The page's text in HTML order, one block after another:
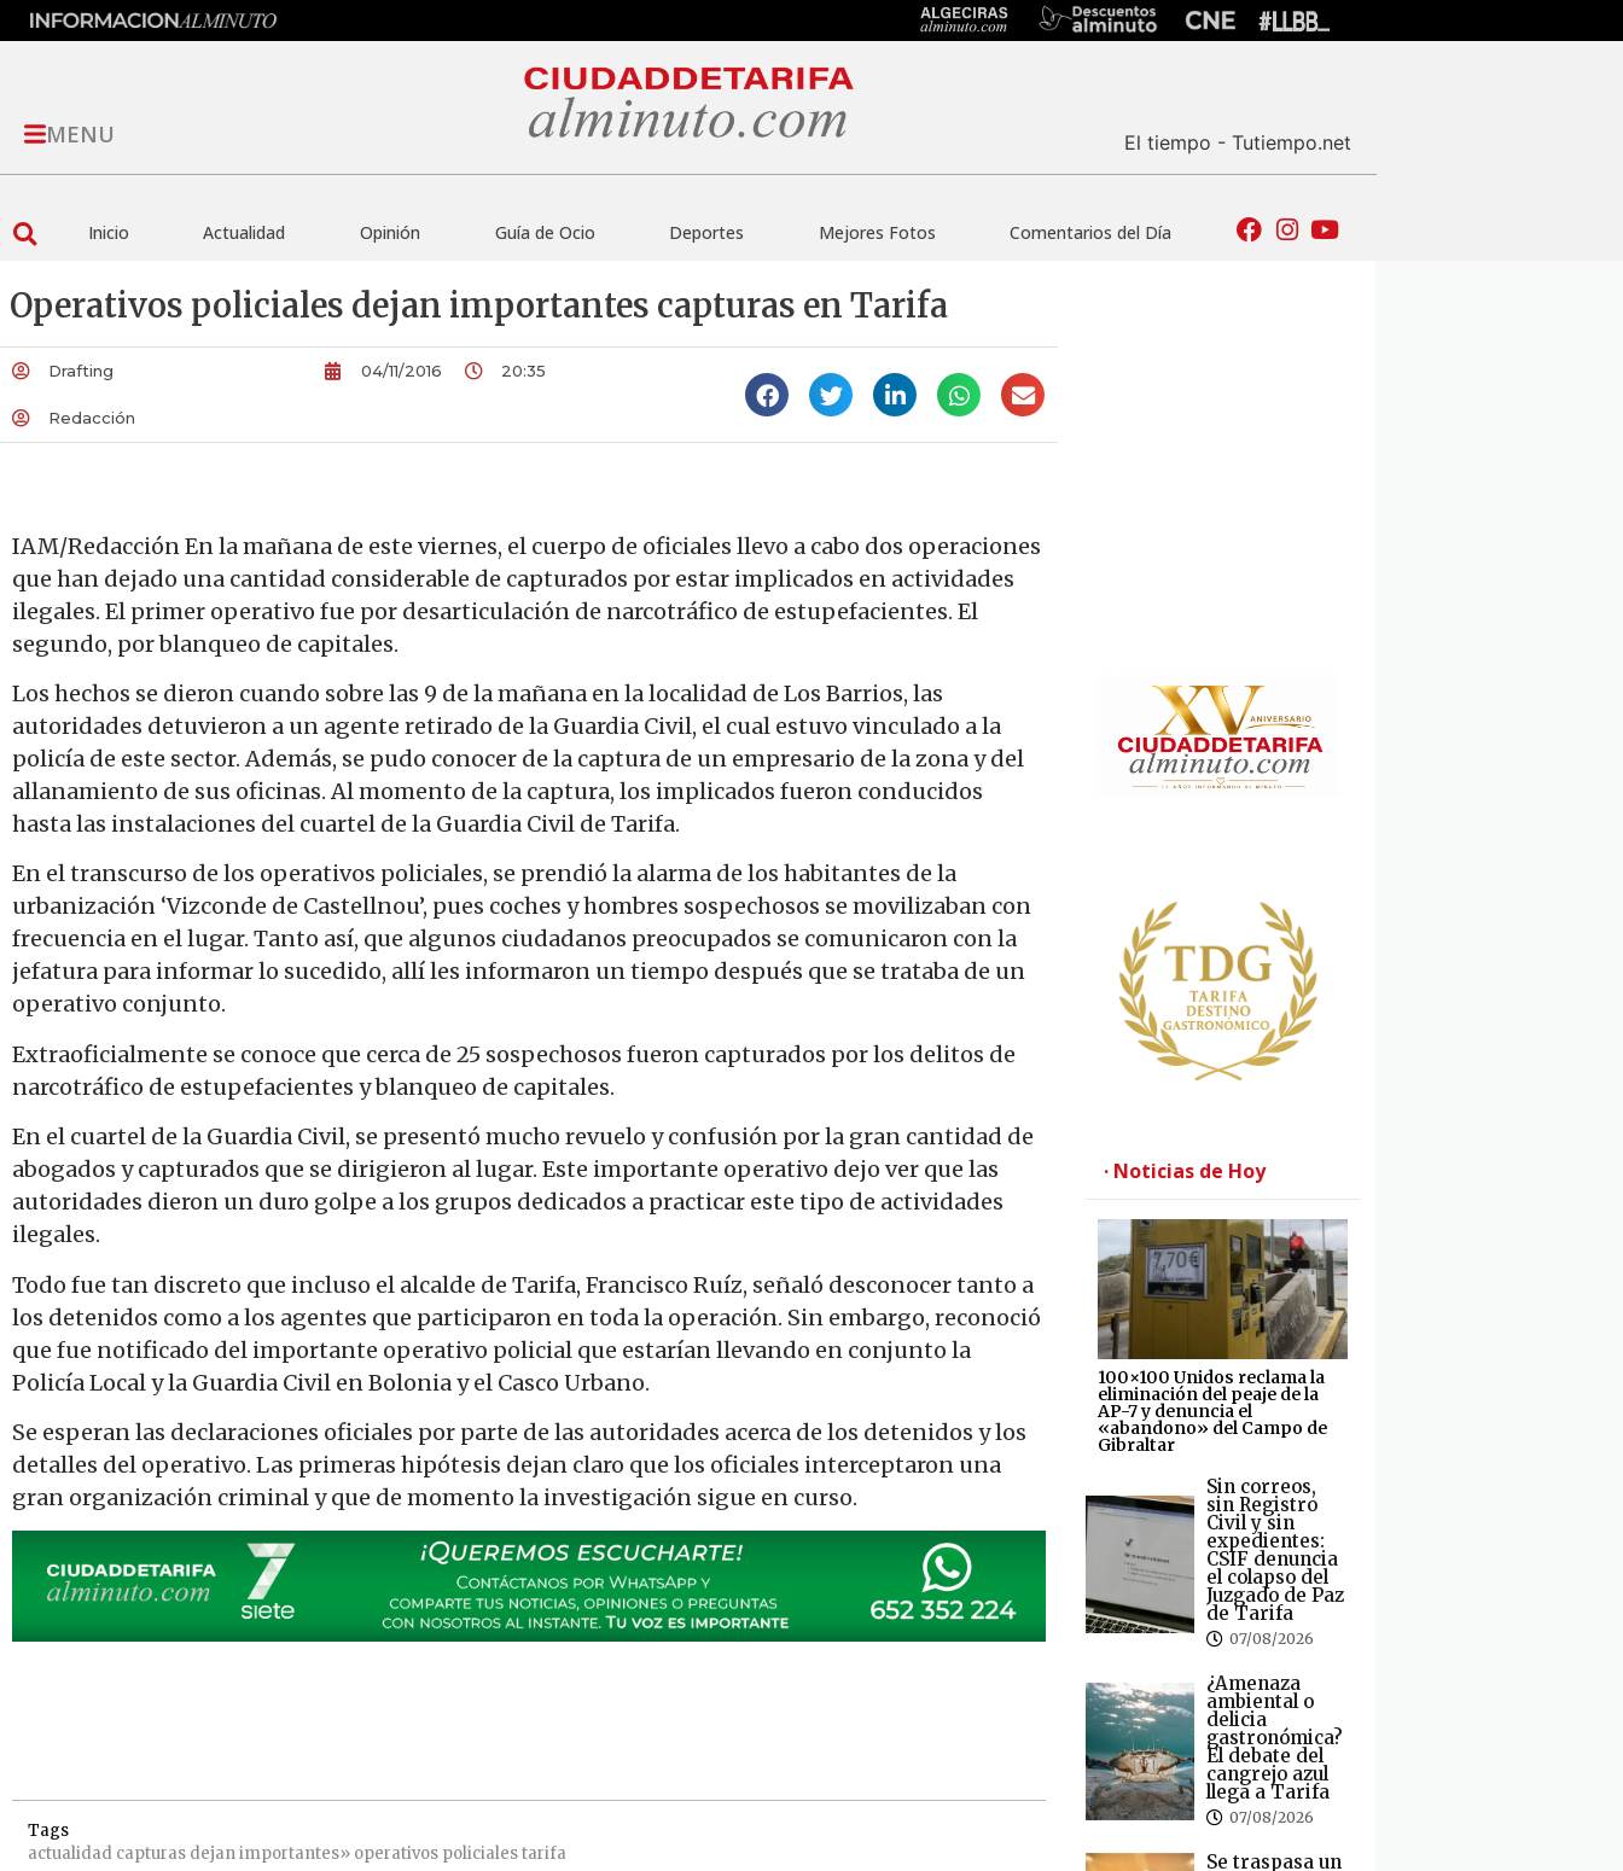
MENU El tiempo - Tutiempo.net
Inicio Actualidad Opinión Guía de Ocio Deportes Mejores Fotos Comentarios del Día
Operativos policiales dejan importantes capturas en Tarifa
Drafting
Redacción
04/11/2016 20:35
IAM/Redacción En la mañana de este viernes, el cuerpo de oficiales llevo a cabo dos operaciones
que han dejado una cantidad considerable de capturados por estar implicados en actividades
ilegales. El primer operativo fue por desarticulación de narcotráfico de estupefacientes. El
segundo, por blanqueo de capitales.
Los hechos se dieron cuando sobre las 9 de la mañana en la localidad de Los Barrios, las
autoridades detuvieron a un agente retirado de la Guardia Civil, el cual estuvo vinculado a la
policía de este sector. Además, se pudo conocer de la captura de un empresario de la zona y del
allanamiento de sus oficinas. Al momento de la captura, los implicados fueron conducidos
hasta las instalaciones del cuartel de la Guardia Civil de Tarifa.
En el transcurso de los operativos policiales, se prendió la alarma de los habitantes de la
urbanización ‘Vizconde de Castellnou’, pues coches y hombres sospechosos se movilizaban con
frecuencia en el lugar. Tanto así, que algunos ciudadanos preocupados se comunicaron con la
jefatura para informar lo sucedido, allí les informaron un tiempo después que se trataba de un
operativo conjunto.
Extraoficialmente se conoce que cerca de 25 sospechosos fueron capturados por los delitos de
narcotráfico de estupefacientes y blanqueo de capitales.
En el cuartel de la Guardia Civil, se presentó mucho revuelo y confusión por la gran cantidad de
abogados y capturados que se dirigieron al lugar. Este importante operativo dejo ver que las
autoridades dieron un duro golpe a los grupos dedicados a practicar este tipo de actividades
ilegales.
Todo fue tan discreto que incluso el alcalde de Tarifa, Francisco Ruíz, señaló desconocer tanto a
los detenidos como a los agentes que participaron en toda la operación. Sin embargo, reconoció
que fue notificado del importante operativo policial que estarían llevando en conjunto la
Policía Local y la Guardia Civil en Bolonia y el Casco Urbano.
Se esperan las declaraciones oficiales por parte de las autoridades acerca de los detenidos y los
detalles del operativo. Las primeras hipótesis dejan claro que los oficiales interceptaron una
gran organización criminal y que de momento la investigación sigue en curso.
Tags
actualidad capturas dejanimportantes» operativos policialestarifa
· Noticias de Hoy
100×100 Unidos reclama la
eliminación del peaje de la
AP-7 y denuncia el
«abandono» del Campo de
Gibraltar
Sin correos,
sin Registro
Civil y sin
expedientes:
CSIF denuncia
el colapso del
Juzgado de Paz
de Tarifa
07/08/2026
¿Amenaza
ambiental o
delicia
gastronómica?
El debate del
cangrejo azul
llega a Tarifa
07/08/2026
Se traspasa un